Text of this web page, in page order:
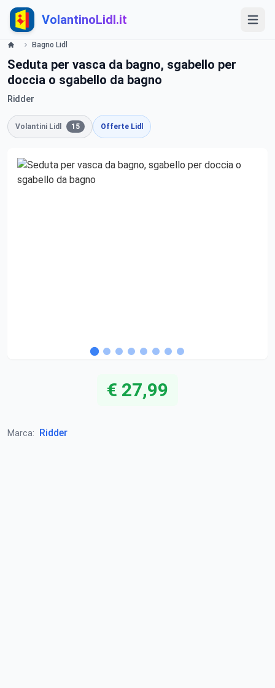
VolantinoLidl.it
Bagno Lidl
Seduta per vasca da bagno, sgabello per
doccia o sgabello da bagno
Ridder
Volantini Lidl 15 Offerte Lidl
€ 27,99
Marca: Ridder